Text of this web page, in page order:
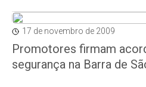
17 de novembro de 2009
Promotores firmam
segurança na Barra de